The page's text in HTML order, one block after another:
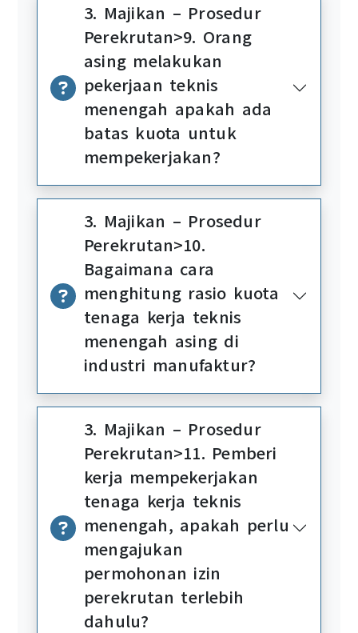
3. Majikan – Prosedur
Perekrutan>9. Orang
asing melakukan
pekerjaan teknis
menengah apakah ada
batas kuota untuk
mempekerjakan?
3. Majikan – Prosedur
Perekrutan>10.
Bagaimana cara
menghitung rasio kuota
tenaga kerja teknis
menengah asing di
industri manufaktur?
3. Majikan – Prosedur
Perekrutan>11. Pemberi
kerja mempekerjakan
tenaga kerja teknis
menengah, apakah perlu
mengajukan
permohonan izin
perekrutan terlebih
dahulu?